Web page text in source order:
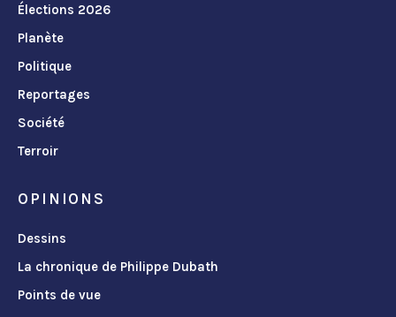
Élections 2026
Planète
Politique
Reportages
Société
Terroir
OPINIONS
Dessins
La chronique de Philippe Dubath
Points de vue